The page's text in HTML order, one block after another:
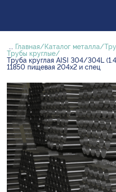
... Главная Каталог металла
Трубы круглые
Труба круглая AISI 304/304L
11850 пищевая 204х2 и спец